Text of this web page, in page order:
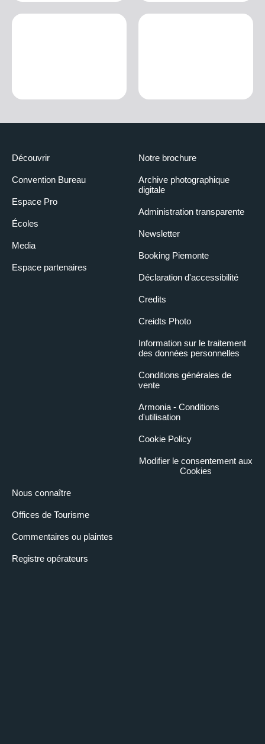
Découvrir
Convention Bureau
Espace Pro
Écoles
Media
Espace partenaires
Nous connaître
Offices de Tourisme
Commentaires ou plaintes
Registre opérateurs
Notre brochure
Archive photographique
digitale
Administration transparente
Newsletter
Booking Piemonte
Déclaration d'accessibilité
Credits
Creidts Photo
Information sur le traitement
des données personnelles
Conditions générales de
vente
Armonia - Conditions
d'utilisation
Cookie Policy
Modifier le consentement aux
Cookies